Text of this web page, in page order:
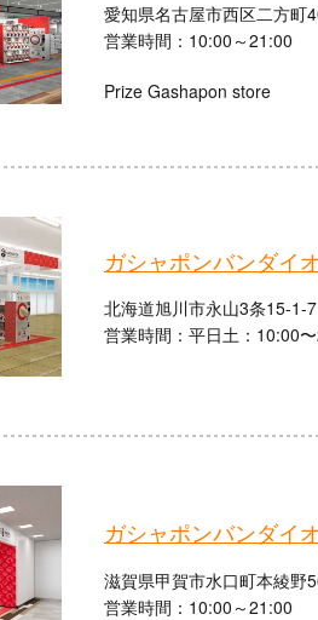
愛知県名古屋市西区二方
営業時間：10:00～21:00
Prize Gashapon store
ガシャポンバンダイ
北海道旭川市永山3条15-
営業時間：平日土：10:00
ガシャポンバンダイ
滋賀県甲賀市水口町本綾
営業時間：10:00～21:00